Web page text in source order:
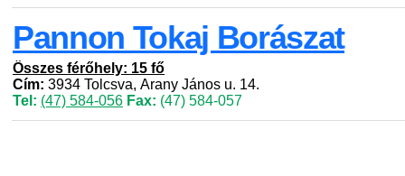
Pannon Tokaj Borászat
Összes férőhely: 15 fő
Cím: 3934 Tolcsva, Arany János u. 14.
Tel: (47) 584-056 Fax: (47) 584-057